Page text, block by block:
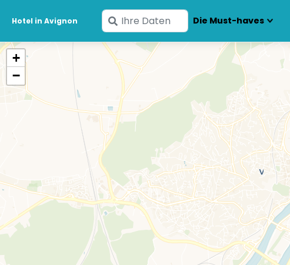
Hotel in Avignon
Geben
Sie
Daten
ein
Die Must-haves
+
−